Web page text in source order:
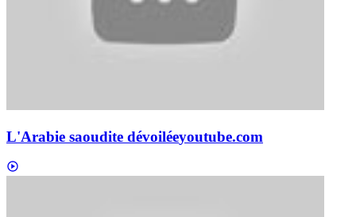
L'Arabie saoudite dévoiléeyoutube.com